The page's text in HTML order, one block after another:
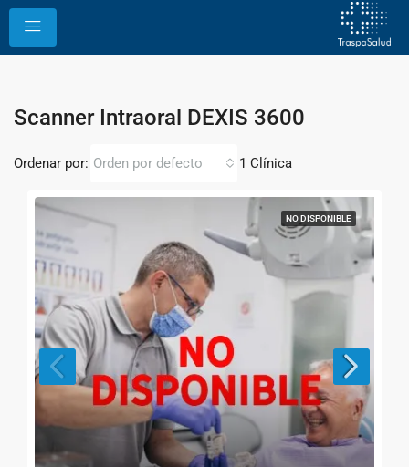
Scanner Intraoral DEXIS 3600
1 Clínica
Ordenar por: Orden por defecto
NO DISPONIBLE